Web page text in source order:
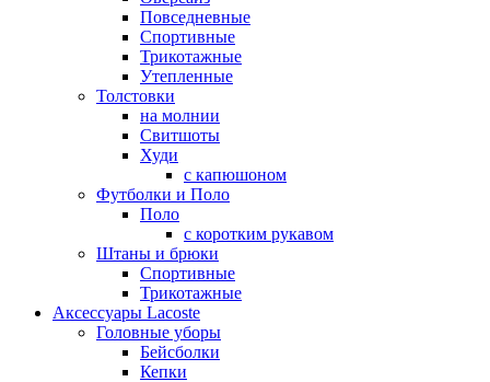
Повседневные
Спортивные
Трикотажные
Утепленные
Толстовки
на молнии
Свитшоты
Худи
с капюшоном
Футболки и Поло
Поло
с коротким рукавом
Штаны и брюки
Спортивные
Трикотажные
Аксессуары Lacoste
Головные уборы
Бейсболки
Кепки